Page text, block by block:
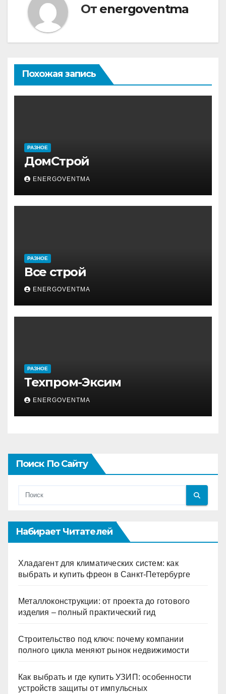
От energoventma
Похожая запись
РАЗНОЕ
ДомСтрой
ENERGOVENTMA
РАЗНОЕ
Все строй
ENERGOVENTMA
РАЗНОЕ
Техпром-Эксим
ENERGOVENTMA
Поиск По Сайту
Набирает Читателей
Хладагент для климатических систем: как
выбрать и купить фреон в Санкт-Петербурге
Металлоконструкции: от проекта до готового
изделия – полный практический гид
Строительство под ключ: почему компании
полного цикла меняют рынок недвижимости
Как выбрать и где купить УЗИП: особенности
устройств защиты от импульсных